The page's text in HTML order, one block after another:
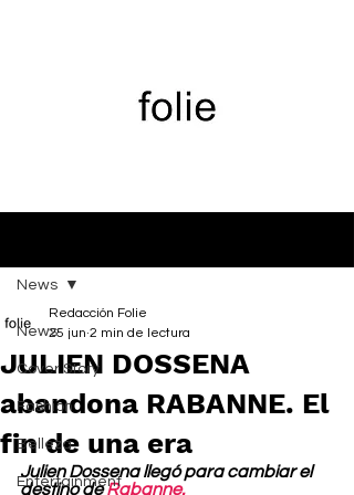
News
Cover Story
Fashion
Belleza
Entertainment
News
JULIEN DOSSENA
abandona RABANNE. El
fin de una era
Redacción Folie
25 jun 2 min de lectura
Julien Dossena llegó para cambiar el
destino de Rabanne.